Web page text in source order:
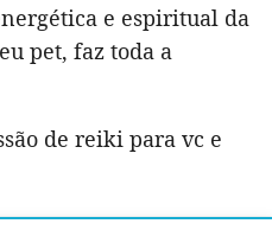
e espiritual da
pet, faz toda a
de reiki para vc e